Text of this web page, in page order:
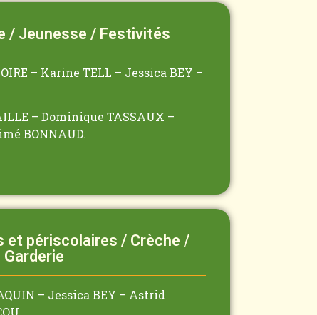
/ Jeunesse / Festivités
– Karine TELL – Jessica BEY –
– Dominique TASSAUX –
BONNAUD.
et périscolaires / Crèche /
Garderie
– Jessica BEY – Astrid